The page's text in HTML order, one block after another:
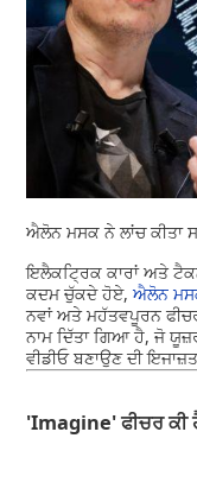
ਐਲੋਨ ਮਸਕ ਨੇ ਲਾਂਚ ਕੀਤਾ
ਇਲੈਕਟ੍ਰਿਕ ਕਾਰਾਂ ਅਤੇ
ਕਦਮ ਚੁੱਕਦੇ ਹੋਏ,ਐਲੋਨ
ਨਵਾਂ ਅਤੇ ਮਹੱਤਵਪੂਰਨ
ਨਾਮ ਦਿੱਤਾ ਗਿਆ ਹੈ, ਜੋ
ਵੀਡੀਓ ਬਣਾਉਣ ਦੀ
'Imagine' ਫੀਚਰ ਕੀ